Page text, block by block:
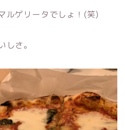
ルゲリータでしょ！(笑)
さ。